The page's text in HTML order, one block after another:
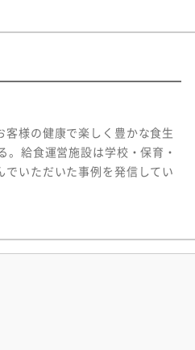
様の健康で楽しく豊かな食生
給食運営施設は学校・保育・
いただいた事例を発信してい